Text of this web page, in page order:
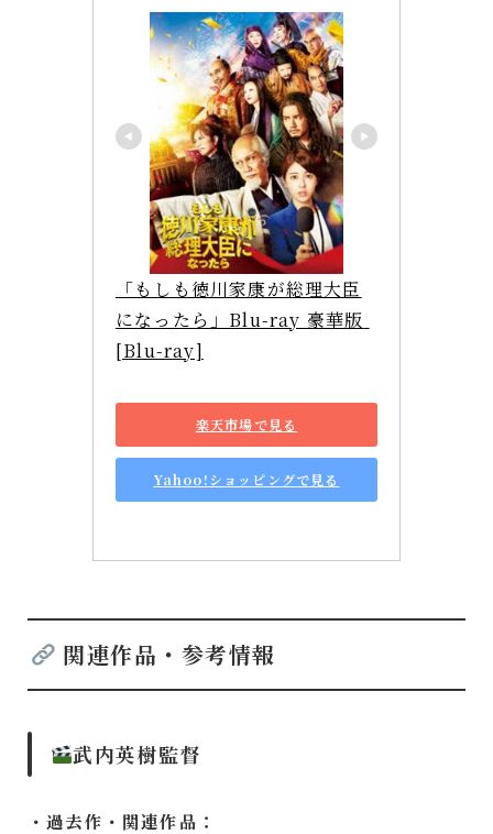
「もしも徳川家康が総理大臣
になったら」Blu-ray 豪華版
[Blu-ray]
楽天市場で見る
Yahoo!ショッピングで見る
関連作品・参考情報
武内英樹監督
・過去作・関連作品：